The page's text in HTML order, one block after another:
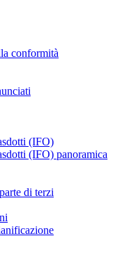
conformità
(IFO)
(IFO) panoramica
di terzi